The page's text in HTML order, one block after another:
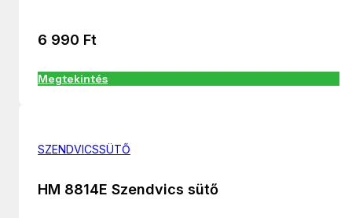
6 990 Ft
Megtekintés
SZENDVICSSÜTŐ
HM 8814E Szendvics sütő